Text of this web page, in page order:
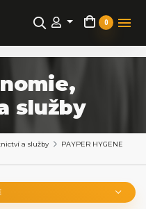
0
služby
a služby
PAYPER HYGENE